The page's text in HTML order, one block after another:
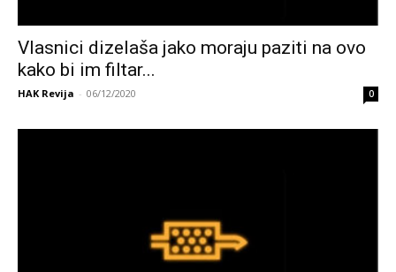
Vlasnici dizelaša jako moraju paziti na ovo
kako bi im filtar...
HAK Revija - 06/12/2020 0